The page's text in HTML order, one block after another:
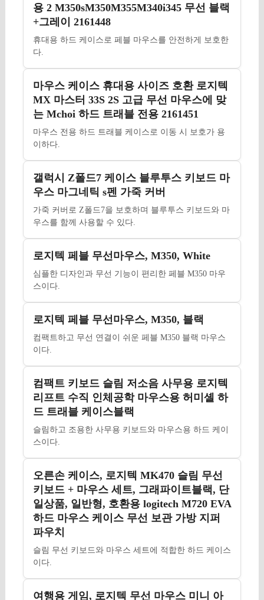
용 2 M350sM350M355M340i345 무선 블랙
+그레이 2161448
휴대용 하드 케이스로 페블 마우스를 안전하게 보호한
다.
마우스 케이스 휴대용 사이즈 호환 로지텍
MX 마스터 33S 2S 고급 무선 마우스에 맞
는 Mchoi 하드 트래블 전용 2161451
마우스 전용 하드 트래블 케이스로 이동 시 보호가 용
이하다.
갤럭시 Z폴드7 케이스 블루투스 키보드 마
우스 마그네틱 s펜 가죽 커버
가죽 커버로 Z폴드7을 보호하며 블루투스 키보드와 마
우스를 함께 사용할 수 있다.
로지텍 페블 무선마우스, M350, White
심플한 디자인과 무선 기능이 편리한 페블 M350 마우
스이다.
로지텍 페블 무선마우스, M350, 블랙
컴팩트하고 무선 연결이 쉬운 페블 M350 블랙 마우스
이다.
컴팩트 키보드 슬림 저소음 사무용 로지텍
리프트 수직 인체공학 마우스용 허미셸 하
드 트래블 케이스블랙
슬림하고 조용한 사무용 키보드와 마우스용 하드 케이
스이다.
오른손 케이스, 로지텍 MK470 슬림 무선
키보드 + 마우스 세트, 그래파이트블랙, 단
일상품, 일반형, 호환용 logitech M720 EVA
하드 마우스 케이스 무선 보관 가방 지퍼
파우치
슬림 무선 키보드와 마우스 세트에 적합한 하드 케이스
이다.
여행용 게임, 로지텍 무선 마우스 미니 아